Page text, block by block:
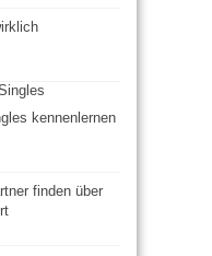
kennenlernen
finden über